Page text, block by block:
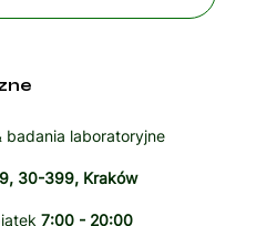
badania laboratoryjne
30-399, Kraków
7:00 - 20:00